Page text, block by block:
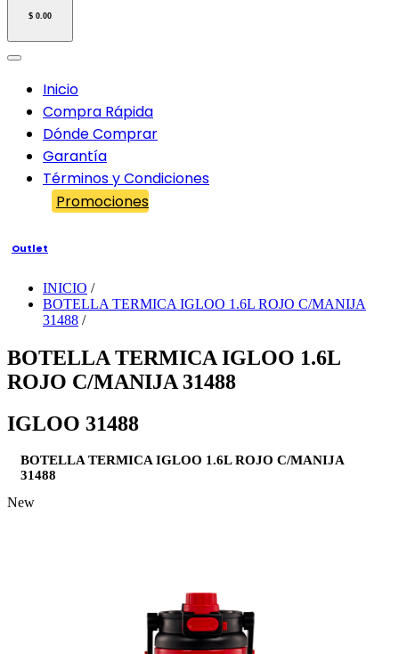
$ 0.00
Inicio
Compra Rápida
Dónde Comprar
Garantía
Términos y Condiciones
Promociones
Outlet
INICIO /
BOTELLA TERMICA IGLOO 1.6L ROJO C/MANIJA
31488 /
BOTELLA TERMICA IGLOO 1.6L
ROJO C/MANIJA 31488
IGLOO 31488
BOTELLA TERMICA IGLOO 1.6L ROJO C/MANIJA
31488
New